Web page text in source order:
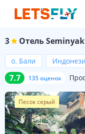
3 Отель
о. Бали
7.7 135 оценок
Песок серый